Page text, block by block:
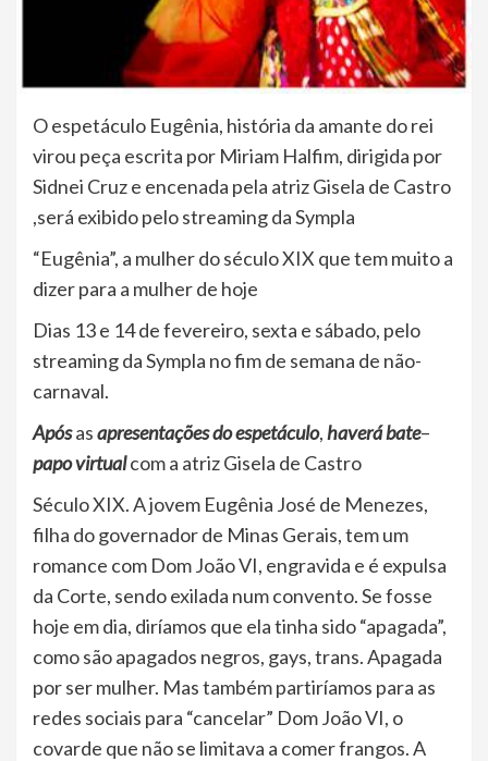
O espetáculo Eugênia, história da amante do rei
virou peça escrita por Miriam Halfim, dirigida por
Sidnei Cruz e encenada pela atriz Gisela de Castro
,será exibido pelo streaming da Sympla
“Eugênia”, a mulher do século XIX que tem muito a
dizer para a mulher de hoje
Dias 13 e 14 de fevereiro, sexta e sábado, pelo
streaming da Sympla no fim de semana de não-
carnaval.
Apósasapresentações do espetáculo,haverá bate–
papo virtualcom a atriz Gisela de Castro
Século XIX. A jovem Eugênia José de Menezes,
filha do governador de Minas Gerais, tem um
romance com Dom João VI, engravida e é expulsa
da Corte, sendo exilada num convento. Se fosse
hoje em dia, diríamos que ela tinha sido “apagada”,
como são apagados negros, gays, trans. Apagada
por ser mulher. Mas também partiríamos para as
redes sociais para “cancelar” Dom João VI, o
covarde que não se limitava a comer frangos. A